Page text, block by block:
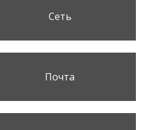
Сеть
Почта